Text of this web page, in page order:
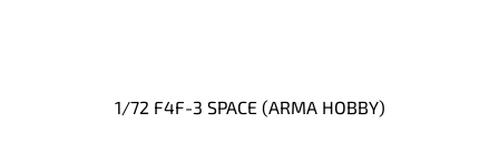
1/72 F4F-3 SPACE (ARMA HOBBY)